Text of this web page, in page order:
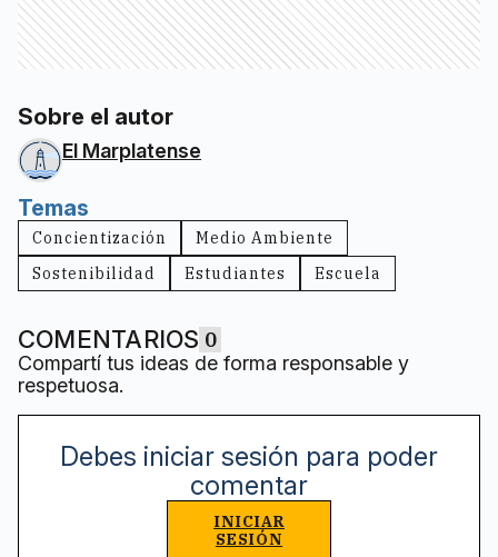
Sobre el autor
El Marplatense
Temas
Concientización
Medio Ambiente
Sostenibilidad
Estudiantes Escuela
COMENTARIOS 0
Compartí tus ideas de forma responsable y
respetuosa.
Debes iniciar sesión para poder
comentar
INICIAR
SESIÓN